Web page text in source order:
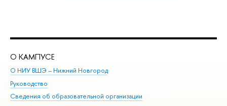
О КАМПУСЕ
О НИУ ВШЭ – Нижний Новгород
Руководство
Сведения об образовательной организации